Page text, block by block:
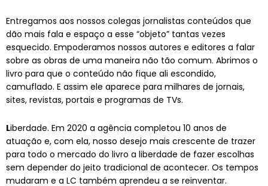
Entregamos aos nossos colegas jornalistas conteúdos que
dão mais fala e espaço a esse “objeto” tantas vezes
esquecido. Empoderamos nossos autores e editores a falar
sobre as obras de uma maneira não tão comum. Abrimos o
livro para que o conteúdo não fique ali escondido,
camuflado. E assim ele aparece para milhares de jornais,
sites, revistas, portais e programas de TVs.
Liberdade. Em 2020 a agência completou 10 anos de
atuação e, com ela, nosso desejo mais crescente de trazer
para todo o mercado do livro a liberdade de fazer escolhas
sem depender do jeito tradicional de acontecer. Os tempos
mudaram e a LC também aprendeu a se reinventar.